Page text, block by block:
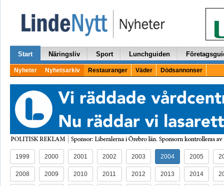
Start Näringsliv Sport Lunchguiden
Nyheter Nyhetsarkiv Restauranger Väder Dödsannonser
1999 2000 2001 2002 2003 2004 2005
2008 2009 2010 2011 2012 2013 2014